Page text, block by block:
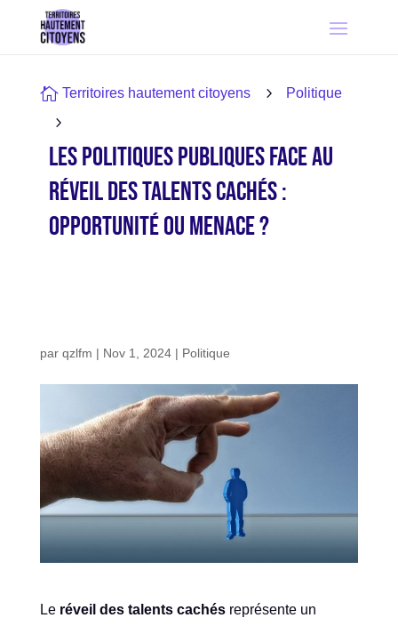
 Territoires hautement citoyens 5 Politique
5
Les Politiques Publiques Face au
Réveil des Talents Cachés :
Opportunité ou Menace ?
par qzlfm | Nov 1, 2024| Politique
Le réveil des talents cachésreprésente un